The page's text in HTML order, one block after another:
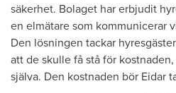
säkerhet. Bolaget har erbjudit
en elmätare som kommunicerar
Den lösningen tackar
att de skulle få stå för
själva. Den kostnaden bör Eidar